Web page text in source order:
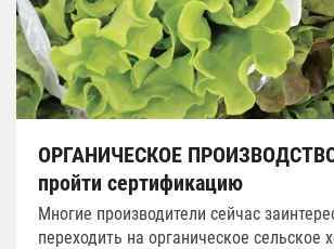
ОРГАНИЧЕСКОЕ
пройти сертификацию
Многие производители сейчас
переходить на органическое сельское